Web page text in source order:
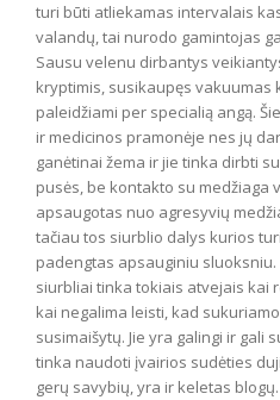
turi būti atliekamas intervalais
valandų, tai nurodo gamintojas
Sausu velenu dirbantys
kryptimis, susikaupęs vakuumas
paleidžiami per specialią angą.
ir medicinos pramonėje nes jų
ganėtinai žema ir jie tinka dirbti
pusės, be kontakto su medžiaga
apsaugotas nuo agresyvių
tačiau tos siurblio dalys kurios
padengtas apsauginiu
siurbliai tinka tokiais atvejais kai
kai negalima leisti, kad
susimaišytų. Jie yra galingi ir gali
tinka naudoti įvairios sudėties
gerų savybių, yra ir keletas